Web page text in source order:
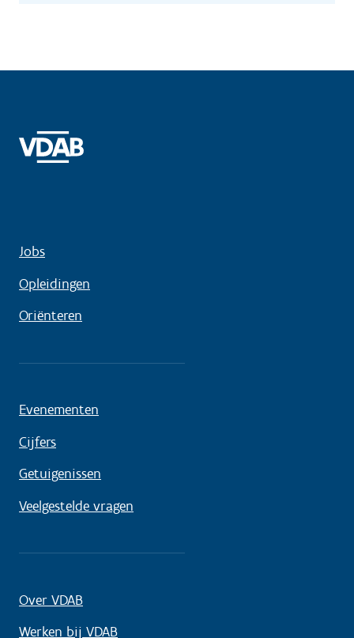
Jobs
Opleidingen
Oriënteren
Evenementen
Cijfers
Getuigenissen
Veelgestelde vragen
Over VDAB
Werken bij VDAB